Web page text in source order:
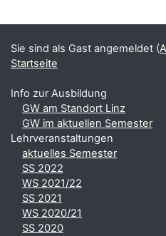
Ergänzungsblöcke
Sie sind als Gast angemeldet (
Startseite
Info zur Ausbildung
GW am Standort Linz
GW im aktuellen Semester
Lehrveranstaltungen
aktuelles Semester
SS 2022
WS 2021/22
SS 2021
WS 2020/21
SS 2020